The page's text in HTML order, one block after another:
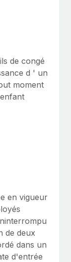
de congé
d ' un
moment
en vigueur
de deux
dans un
d'entrée